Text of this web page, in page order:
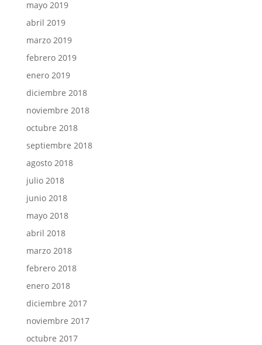
mayo 2019
abril 2019
marzo 2019
febrero 2019
enero 2019
diciembre 2018
noviembre 2018
octubre 2018
septiembre 2018
agosto 2018
julio 2018
junio 2018
mayo 2018
abril 2018
marzo 2018
febrero 2018
enero 2018
diciembre 2017
noviembre 2017
octubre 2017